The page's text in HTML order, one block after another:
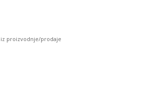
iz proizvodnje/prodaje